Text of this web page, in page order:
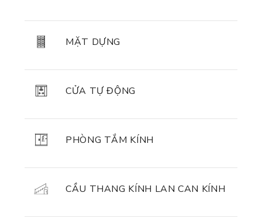
MẶT DỰNG
CỬA TỰ ĐỘNG
PHÒNG TẮM KÍNH
CẦU THANG KÍNH LAN CAN KÍNH